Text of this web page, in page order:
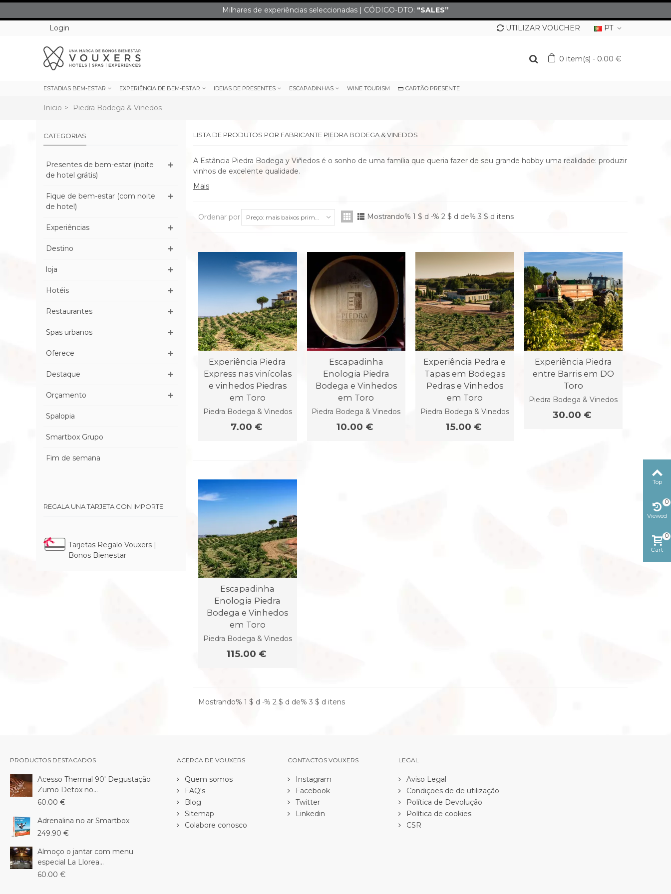
Milhares de experiências seleccionadas | CÓDIGO-DTO: "SALES”
Login
PT
UTILIZAR VOUCHER
0 item(s) - 0.00 €
ESTADIAS BEM-ESTAR EXPERIÊNCIA DE BEM-ESTAR IDEIAS DE PRESENTES ESCAPADINHAS WINE TOURISM CARTÃO PRESENTE
Inicio > Piedra Bodega & Vinedos
CATEGORIAS
Presentes de bem-estar (noite
de hotel grátis)
Fique de bem-estar (com noite
de hotel)
Experiências
Destino
loja
Hotéis
Restaurantes
Spas urbanos
Oferece
Destaque
Orçamento
Spalopia
Smartbox Grupo
Fim de semana
REGALA UNA TARJETA CON IMPORTE
Tarjetas Regalo Vouxers |
Bonos Bienestar
LISTA DE PRODUTOS POR FABRICANTE PIEDRA BODEGA & VINEDOS
A Estância Piedra Bodega y Viñedos é o sonho de uma família que queria fazer de seu grande hobby uma realidade: produzir
vinhos de excelente qualidade.
Mais
Ordenar por Preço: mais baixos primeiro Mostrando% 1 $ d -% 2 $ d de% 3 $ d itens
Experiência Piedra
Express nas vinícolas
e vinhedos Piedras
em Toro
Piedra Bodega & Vinedos
7.00 €
Escapadinha
Enologia Piedra
Bodega e Vinhedos
em Toro
Piedra Bodega & Vinedos
10.00 €
Experiência Pedra e
Tapas em Bodegas
Pedras e Vinhedos
em Toro
Piedra Bodega & Vinedos
15.00 €
Experiência Piedra
entre Barris em DO
Toro
Piedra Bodega & Vinedos
30.00 €
Escapadinha
Enologia Piedra
Bodega e Vinhedos
em Toro
Piedra Bodega & Vinedos
115.00 €
Mostrando% 1 $ d -% 2 $ d de% 3 $ d itens
PRODUCTOS DESTACADOS
Acesso Thermal 90' Degustação
Zumo Detox no...
60.00 €
Adrenalina no ar Smartbox
249.90 €
Almoço o jantar com menu
especial La Llorea...
60.00 €
ACERCA DE VOUXERS
Quem somos
FAQ's
Blog
Sitemap
Colabore conosco
CONTACTOS VOUXERS
Instagram
Facebook
Twitter
Linkedin
LEGAL
Aviso Legal
Condiçoes de de utilização
Política de Devolução
Política de cookies
CSR
Top
Viewed
0
Cart
0